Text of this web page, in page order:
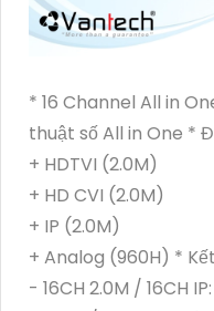
* 16 Channel All in
thuật số All in One *
+ HDTVI (2.0M)
+ HD CVI (2.0M)
+ IP (2.0M)
+ Analog (960H) *
- 16CH 2.0M / 16CH